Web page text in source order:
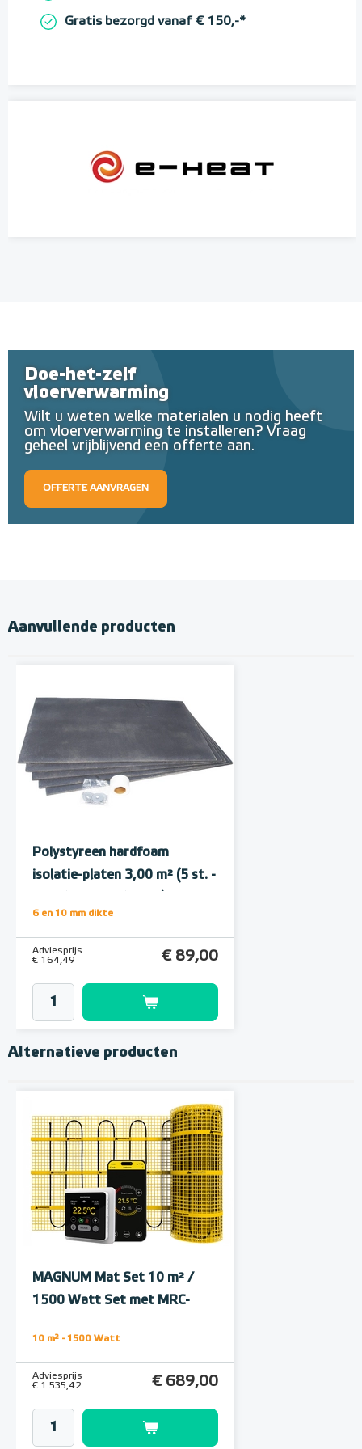
Gratis bezorgd vanaf € 150,-*
Doe-het-zelf
vloerverwarming
Wilt u weten welke materialen u nodig heeft
om vloerverwarming te installeren? Vraag
geheel vrijblijvend een offerte aan.
OFFERTE AANVRAGEN
Aanvullende producten
Polystyreen hardfoam
isolatie-platen 3,00 m² (5 st. -
6 en 10 mm dikte
Adviesprijs
€ 164,49
€ 89,00
Polystyreen hardfoam
60 x 100 cm à 0,6 cm)
6 en 10 mm dikte
€ 212,50
Alternatieve producten
MAGNUM Mat Set 10 m² /
1500 Watt Set met MRC-
10 m² - 1500 Watt
Adviesprijs
€ 1.535,42
€ 689,00